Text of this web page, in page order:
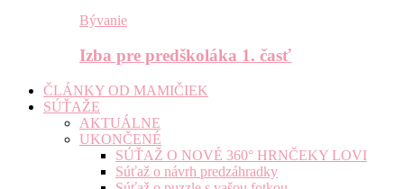
Bývanie
Izba pre predškoláka 1. časť
ČLÁNKY OD MAMIČIEK
SÚŤAŽE
AKTUÁLNE
UKONČENÉ
SÚŤAŽ O NOVÉ 360° HRNČEKY LOVI
Súťaž o návrh predzáhradky